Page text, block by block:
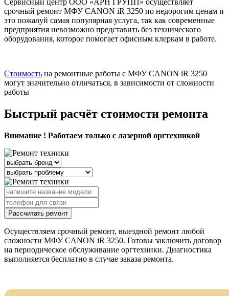
срочный ремонт МФУ CANON iR 3250 по недорогим ценам и
это пожалуй самая популярная услуга, так как современные
предприятия невозможно представить без технического
оборудования, которое помогает офисным клеркам в работе.
Стоимость на ремонтные работы с МФУ CANON iR 3250
могут значительно отличаться, в зависимости от сложности
работы
Быстрый расчёт стоимости ремонта
Внимание ! Работаем только с лазерной оргтехникой
Рассчитать ремонт
Осуществляем срочный ремонт, выездной ремонт любой
сложности МФУ CANON iR 3250. Готовы заключить договор
на периодическое обслуживание оргтехники. Диагностика
выполняется бесплатно в случае заказа ремонта.